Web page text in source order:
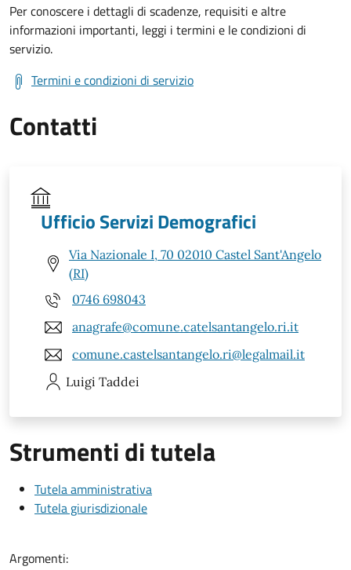
Per conoscere i dettagli di scadenze, requisiti e altre
informazioni importanti, leggi i termini e le condizioni di
servizio.
Termini e condizioni di servizio
Contatti
Ufficio Servizi Demografici
Via Nazionale I, 70 02010 Castel Sant'Angelo
(RI)
0746 698043
anagrafe@comune.catelsantangelo.ri.it
comune.castelsantangelo.ri@legalmail.it
Luigi Taddei
Strumenti di tutela
Tutela amministrativa
Tutela giurisdizionale
Argomenti: